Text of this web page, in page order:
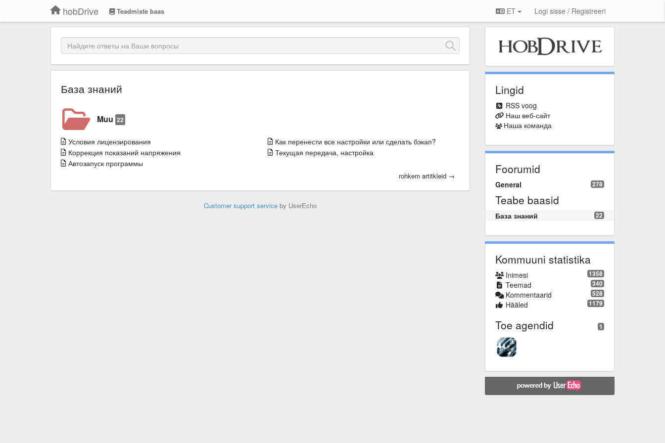
hobDrive Teadmiste baas ET Logi sisse / Registreeri
База знаний
Muu 22
Условия лицензирования
Как перенести все настройки или сделать бэкап?
Коррекция показаний напряжения
Текущая передача, настройка
Автозапуск программы
rohkem artitkleid →
Customer support serviceby UserEcho
Lingid
RSS voog
Наш веб-сайт
Наша команда
Foorumid
278
General
Teabe baasid
22
База знаний
Kommuuni statistika
1358
Inimesi
340
Teemad
528
Kommentaarid
1179
Hääled
1
Toe agendid